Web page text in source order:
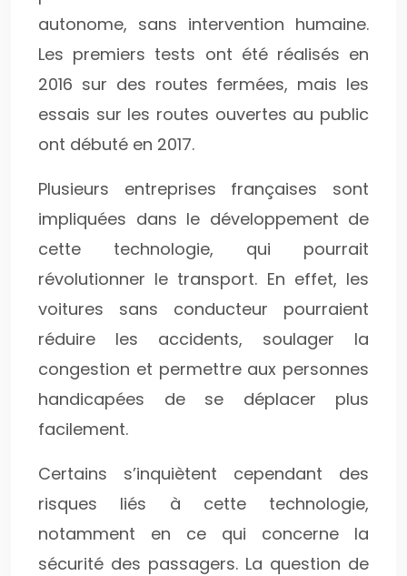
autonome, sans intervention humaine.
Les premiers tests ont été réalisés en
2016 sur des routes fermées, mais les
essais sur les routes ouvertes au public
ont débuté en 2017.
Plusieurs entreprises françaises sont
impliquées dans le développement de
cette technologie, qui pourrait
révolutionner le transport. En effet, les
voitures sans conducteur pourraient
réduire les accidents, soulager la
congestion et permettre aux personnes
handicapées de se déplacer plus
facilement.
Certains s’inquiètent cependant des
risques liés à cette technologie,
notamment en ce qui concerne la
sécurité des passagers. La question de